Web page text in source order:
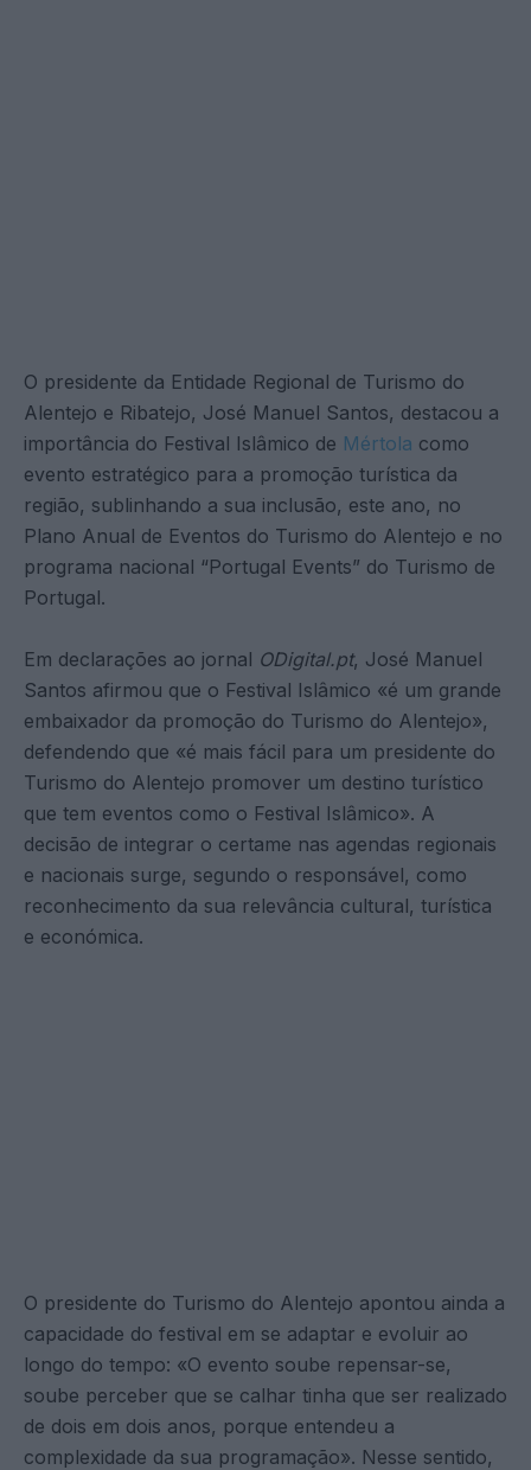
O presidente da Entidade Regional de Turismo do
Alentejo e Ribatejo, José Manuel Santos, destacou a
importância do Festival Islâmico de Mértola como
evento estratégico para a promoção turística da
região, sublinhando a sua inclusão, este ano, no
Plano Anual de Eventos do Turismo do Alentejo e no
programa nacional “Portugal Events” do Turismo de
Portugal.
Em declarações ao jornal ODigital.pt, José Manuel
Santos afirmou que o Festival Islâmico «é um grande
embaixador da promoção do Turismo do Alentejo»,
defendendo que «é mais fácil para um presidente do
Turismo do Alentejo promover um destino turístico
que tem eventos como o Festival Islâmico». A
decisão de integrar o certame nas agendas regionais
e nacionais surge, segundo o responsável, como
reconhecimento da sua relevância cultural, turística
e económica.
O presidente do Turismo do Alentejo apontou ainda a
capacidade do festival em se adaptar e evoluir ao
longo do tempo: «O evento soube repensar-se,
soube perceber que se calhar tinha que ser realizado
de dois em dois anos, porque entendeu a
complexidade da sua programação». Nesse sentido,